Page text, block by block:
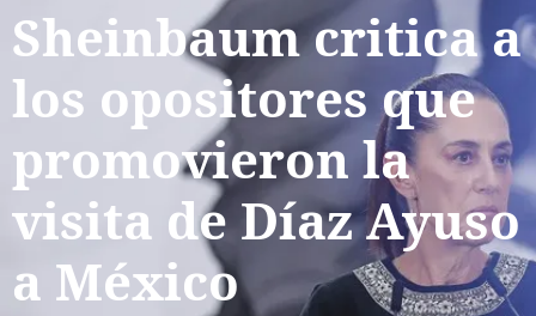
Sheinbaum critica a
los opositores que
promovieron la
visita de Díaz Ayuso
a México